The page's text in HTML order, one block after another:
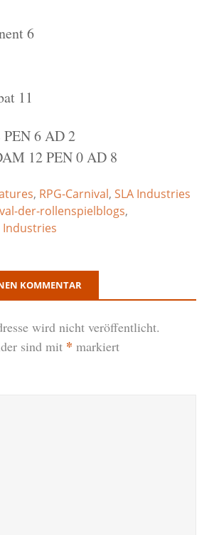
6
11
6 AD 2
12 PEN 0 AD 8
, RPG-Carnival, SLA Industries
der-rollenspielblogs,
Industries
KOMMENTAR
wird nicht veröffentlicht.
sind mit * markiert